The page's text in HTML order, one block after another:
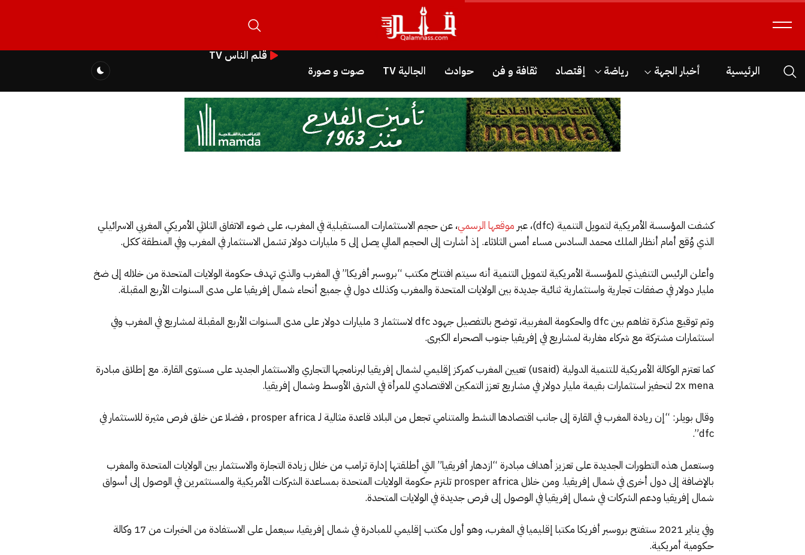
الرئيسية أخبار الجهة رياضة إقتصاد ثقافة و فن حوادث الجالية TV صوت و صورة
قلم الناس TV
كشفت المؤسسة الأمريكية لتمويل التنمية (dfc)، عبر موقعها الرسمي، عن حجم الاستثمارات المستقبلية في المغرب، على ضوء الاتفاق الثلاثي الأمريكي المغربي الاسرائيلي
الذي وُقع أمام أنظار الملك محمد السادس مساء أمس الثلاثاء. إذ أشارت إلى الحجم المالي يصل إلى 5 مليارات دولار تشمل الاستثمار في المغرب وفي المنطقة ككل.
وأعلن الرئيس التنفيذي للمؤسسة الأمريكية لتمويل التنمية أنه سيتم افتتاح مكتب “بروسبر أفريكا” في المغرب والذي تهدف حكومة الولايات المتحدة من خلاله إلى ضخ
مليار دولار في صفقات تجارية واستثمارية ثنائية جديدة بين الولايات المتحدة والمغرب وكذلك دول في جميع أنحاء شمال إفريقيا على مدى السنوات الأربع المقبلة.
وتم توقيع مذكرة تفاهم بين dfc والحكومة المغربية، توضح بالتفصيل جهود dfc لاستثمار 3 مليارات دولار على مدى السنوات الأربع المقبلة لمشاريع في المغرب وفي
استثمارات مشتركة مع شركاء مغاربة لمشاريع في إفريقيا جنوب الصحراء الكبرى.
كما تعتزم الوكالة الأمريكية للتنمية الدولية (usaid) تعيين المغرب كمركز إقليمي لشمال إفريقيا لبرنامجها التجاري والاستثمار الجديد على مستوى القارة. مع إطلاق مبادرة
2x mena لتحفيز استثمارات بقيمة مليار دولار في مشاريع تعزز التمكين الاقتصادي للمرأة في الشرق الأوسط وشمال إفريقيا.
وقال بويلر: “إن ريادة المغرب في القارة إلى جانب اقتصادها النشط والمتنامي تجعل من البلاد قاعدة مثالية لـ prosper africa ، فضلا عن خلق فرص مثيرة للاستثمار في
dfc”.
وستعمل هذه التطورات الجديدة على تعزيز أهداف مبادرة “ازدهار أفريقيا” التي أطلقتها إدارة ترامب من خلال زيادة التجارة والاستثمار بين الولايات المتحدة والمغرب
بالإضافة إلى دول أخرى في شمال إفريقيا. ومن خلال prosper africa تلتزم حكومة الولايات المتحدة بمساعدة الشركات الأمريكية والمستثمرين في الوصول إلى أسواق
شمال إفريقيا ودعم الشركات في شمال إفريقيا في الوصول إلى فرص جديدة في الولايات المتحدة.
وفي يناير 2021 ستفتح بروسبر أفريكا مكتبا إقليميا في المغرب، وهو أول مكتب إقليمي للمبادرة في شمال إفريقيا، سيعمل على الاستفادة من الخبرات من 17 وكالة
حكومية أمريكية.